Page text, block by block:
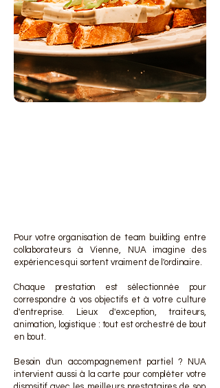
Pour votre organisation de team building entre
collaborateurs à Vienne, NUA imagine des
expériences qui sortent vraiment de l'ordinaire.
Chaque prestation est sélectionnée pour
correspondre à vos objectifs et à votre culture
d'entreprise. Lieux d'exception, traiteurs,
animation, logistique : tout est orchestré de bout
en bout.
Besoin d'un accompagnement partiel ? NUA
intervient aussi à la carte pour compléter votre